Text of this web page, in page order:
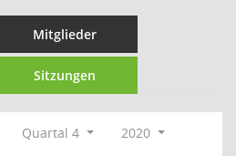
Mitglieder
Sitzungen
Quartal 4
2020